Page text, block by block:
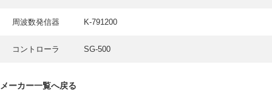
INTERVIEW
周波数発信器 K-791200
コントローラ SG-500
メーカー一覧へ戻る